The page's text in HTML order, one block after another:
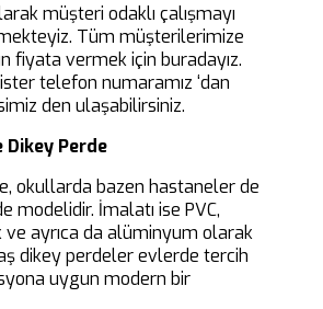
müşteri odaklı çalışmayı
Tüm müşterilerimize
fiyata vermek için buradayız.
telefon numaramız ‘dan
den ulaşabilirsiniz.
Dikey Perde
okullarda bazen hastaneler de
modelidir. İmalatı ise PVC,
ayrıca da alüminyum olarak
dikey perdeler evlerde tercih
uygun modern bir